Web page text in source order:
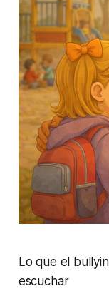
Lo que el
escuchar